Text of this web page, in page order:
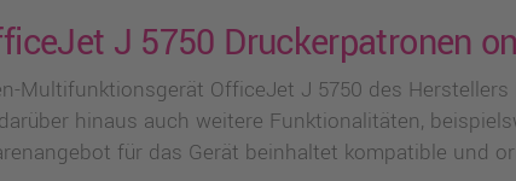
J 5750 Druckerpatronen
Multifunktionsgerät OfficeJet J 5750 des
hinaus auch weitere Funktionalitäten,
für das Gerät beinhaltet kompatible und